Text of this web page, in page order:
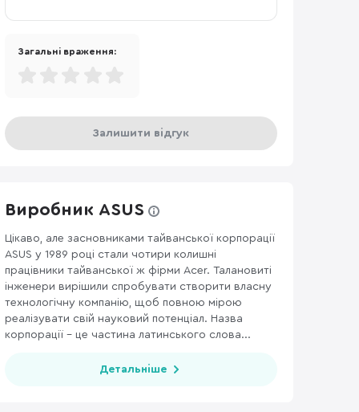
Загальні враження:
Залишити відгук
Виробник ASUS
Цікаво, але засновниками тайванської корпорації
ASUS у 1989 році стали чотири колишні
працівники тайванської ж фірми Acer. Талановиті
інженери вирішили спробувати створити власну
технологічну компанію, щоб повною мірою
реалізувати свій науковий потенціал. Назва
корпорації – це частина латинського слова...
Детальніше